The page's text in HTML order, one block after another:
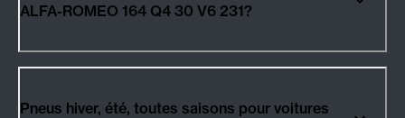
ALFA-ROMEO 164 Q4 30 V6 231?
Pneus hiver, été, toutes saisons pour voitures